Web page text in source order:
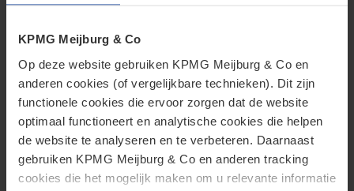
KPMG Meijburg & Co
Op deze website gebruiken KPMG Meijburg & Co en
anderen cookies (of vergelijkbare technieken). Dit zijn
functionele cookies die ervoor zorgen dat de website
optimaal functioneert en analytische cookies die helpen
de website te analyseren en te verbeteren. Daarnaast
gebruiken KPMG Meijburg & Co en anderen tracking
cookies die het mogelijk maken om u relevante informatie
voorstel voor Direct Tax Omnibus
24 juni 2026
Het Omnibusvoorstel is een ambitieus richtlijnvoorstel dat
beoogt administratieve versoepelingen en
lastenverlichtingen te introduceren voor belastingplichtigen.